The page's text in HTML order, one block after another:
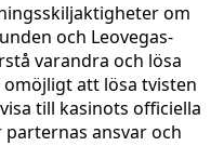
om
och Leovegas-
varandra och lösa
att lösa tvisten
till kasinots officiella
ansvar och